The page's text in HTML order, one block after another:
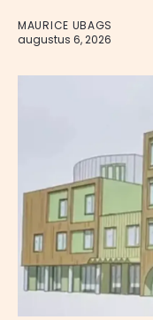
MAURICE UBAGS
augustus 6, 2026